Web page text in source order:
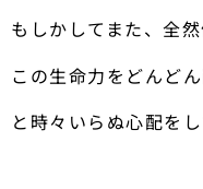
もしかしてまた、全
この生命力をどんど
と時々いらぬ心配を